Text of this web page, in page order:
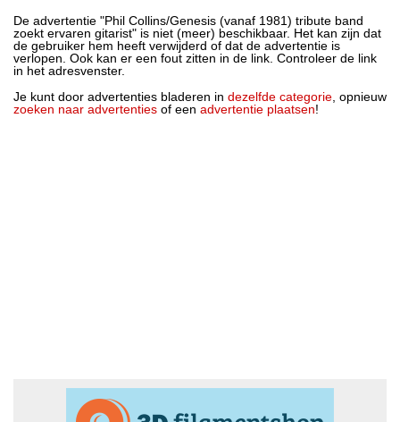
De advertentie "Phil Collins/Genesis (vanaf 1981) tribute band
zoekt ervaren gitarist" is niet (meer) beschikbaar. Het kan zijn dat
de gebruiker hem heeft verwijderd of dat de advertentie is
verlopen. Ook kan er een fout zitten in de link. Controleer de link
in het adresvenster.
Je kunt door advertenties bladeren in dezelfde categorie , opnieuw
zoeken naar advertenties of een advertentie plaatsen!